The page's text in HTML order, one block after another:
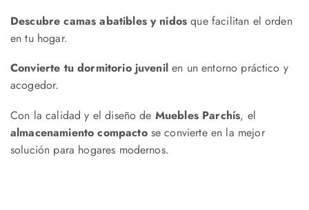
Descubre camas abatibles y nidos que facilitan el orden
en tu hogar.
Convierte tu dormitorio juvenilen un entorno práctico y
acogedor.
Con la calidad y el diseño de Muebles Parchís, el
almacenamiento compactose convierte en la mejor
solución para hogares modernos.